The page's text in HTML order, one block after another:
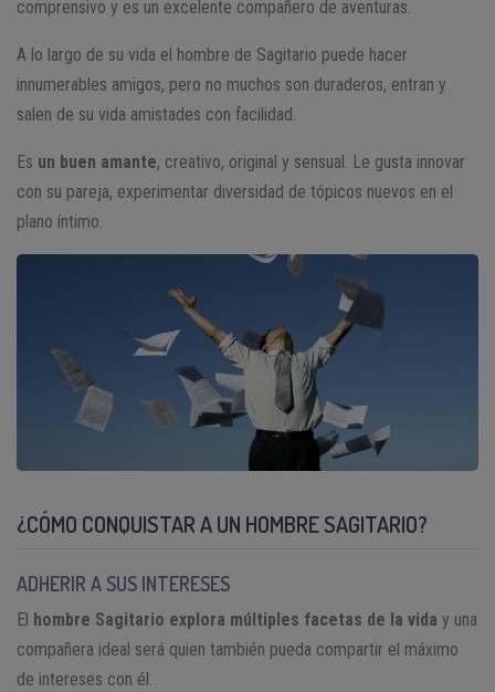
comprensivo y es un excelente compañero de aventuras.
A lo largo de su vida el hombre de Sagitario puede hacer
innumerables amigos, pero no muchos son duraderos, entran y
salen de su vida amistades con facilidad.
Es un buen amante, creativo, original y sensual. Le gusta innovar
con su pareja, experimentar diversidad de tópicos nuevos en el
plano íntimo.
¿CÓMO CONQUISTAR A UN HOMBRE SAGITARIO?
ADHERIR A SUS INTERESES
El hombre Sagitario explora múltiples facetas de la vida y una
compañera ideal será quien también pueda compartir el máximo
de intereses con él.